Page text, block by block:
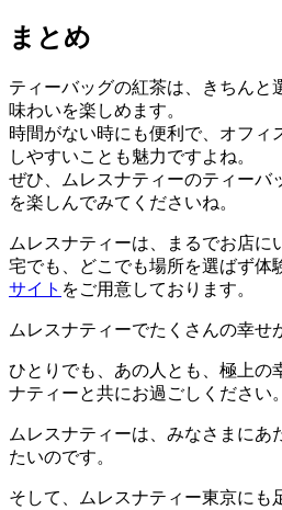
まとめ
ティーバッグの紅茶は、きちんと
味わいを楽しめます。
時間がない時にも便利で、オフィ
しやすいことも魅力ですよね。
ぜひ、ムレスナティーのティーバ
を楽しんでみてくださいね。
ムレスナティーは、まるでお店に
宅でも、どこでも場所を選ばず体
サイト をご用意しております。
ムレスナティーでたくさんの幸せ
ひとりでも、あの人とも、極上の
ナティーと共にお過ごしください。
ムレスナティーは、みなさまにあ
たいのです。
そして、ムレスナティー東京にも